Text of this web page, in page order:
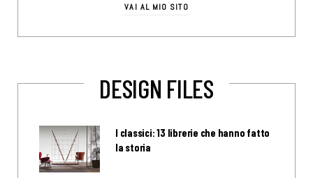
VAI AL MIO SITO
DESIGN FILES
I classici: 13 librerie che hanno fatto
la storia